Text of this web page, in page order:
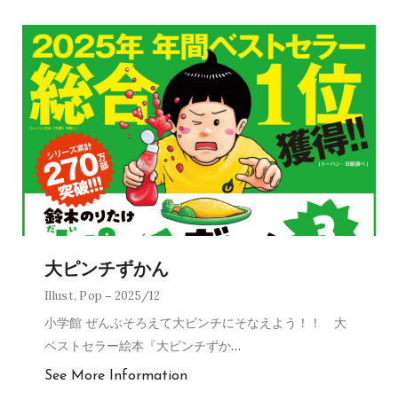
大ピンチずかん
Illust, Pop 2025/12
小学館 ぜんぶそろえて大ピンチにそなえよう！！ 大
ベストセラー絵本『大ピンチずか…
See More Information